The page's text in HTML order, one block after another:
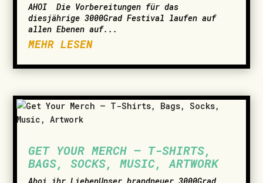
AHOI ­ Die Vorbereitungen für das
diesjährige 3000Grad Festival laufen auf
allen Ebenen auf...
MEHR LESEN
GET YOUR MERCH – T-SHIRTS,
BAGS, SOCKS, MUSIC, ARTWORK